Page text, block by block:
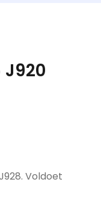
Voldoet